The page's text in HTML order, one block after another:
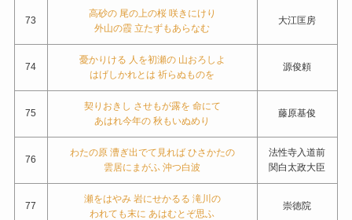
73
高砂の 尾の上の桜 咲きにけり
外山の霞 立たずもあらなむ
大江匡房
74
憂かりける 人を初瀬の 山おろしよ
はげしかれとは 祈らぬものを
源俊頼
75
契りおきし させもが露を 命にて
あはれ今年の 秋もいぬめり
藤原基俊
76
わたの原 漕ぎ出でて見れば ひさかたの
雲居にまがふ 沖つ白波
法性寺入道前
関白太政大臣
77
瀬をはやみ 岩にせかるる 滝川の
われても末に あはむとぞ思ふ
崇徳院